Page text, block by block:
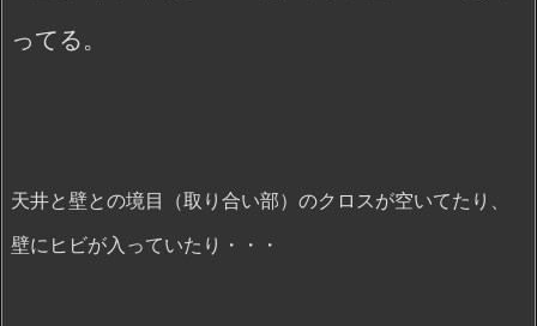
ってる。
天井と壁との境目（取り合い部）のクロスが空いてたり、
壁にヒビが入っていたり・・・